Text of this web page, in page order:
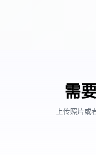
需
上传照片或